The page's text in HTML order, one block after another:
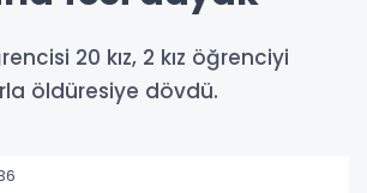
20 kız, 2 kız öğrenciyi
öldüresiye dövdü.